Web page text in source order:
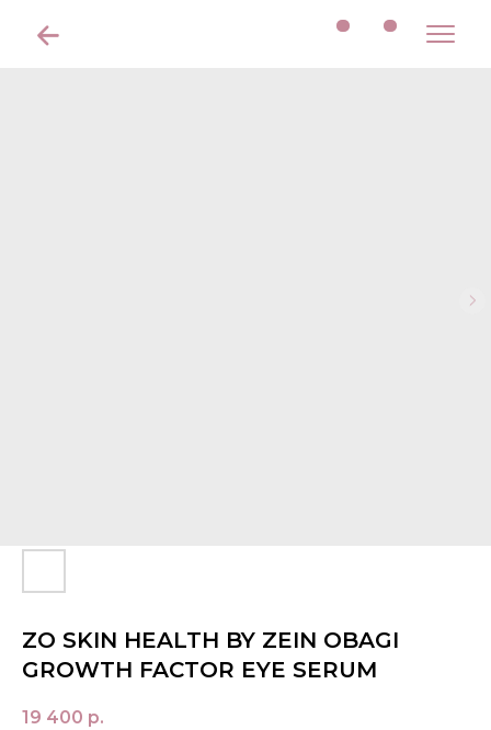
ZO SKIN HEALTH BY ZEIN OBAGI
GROWTH FACTOR EYE SERUM
19 400 р.